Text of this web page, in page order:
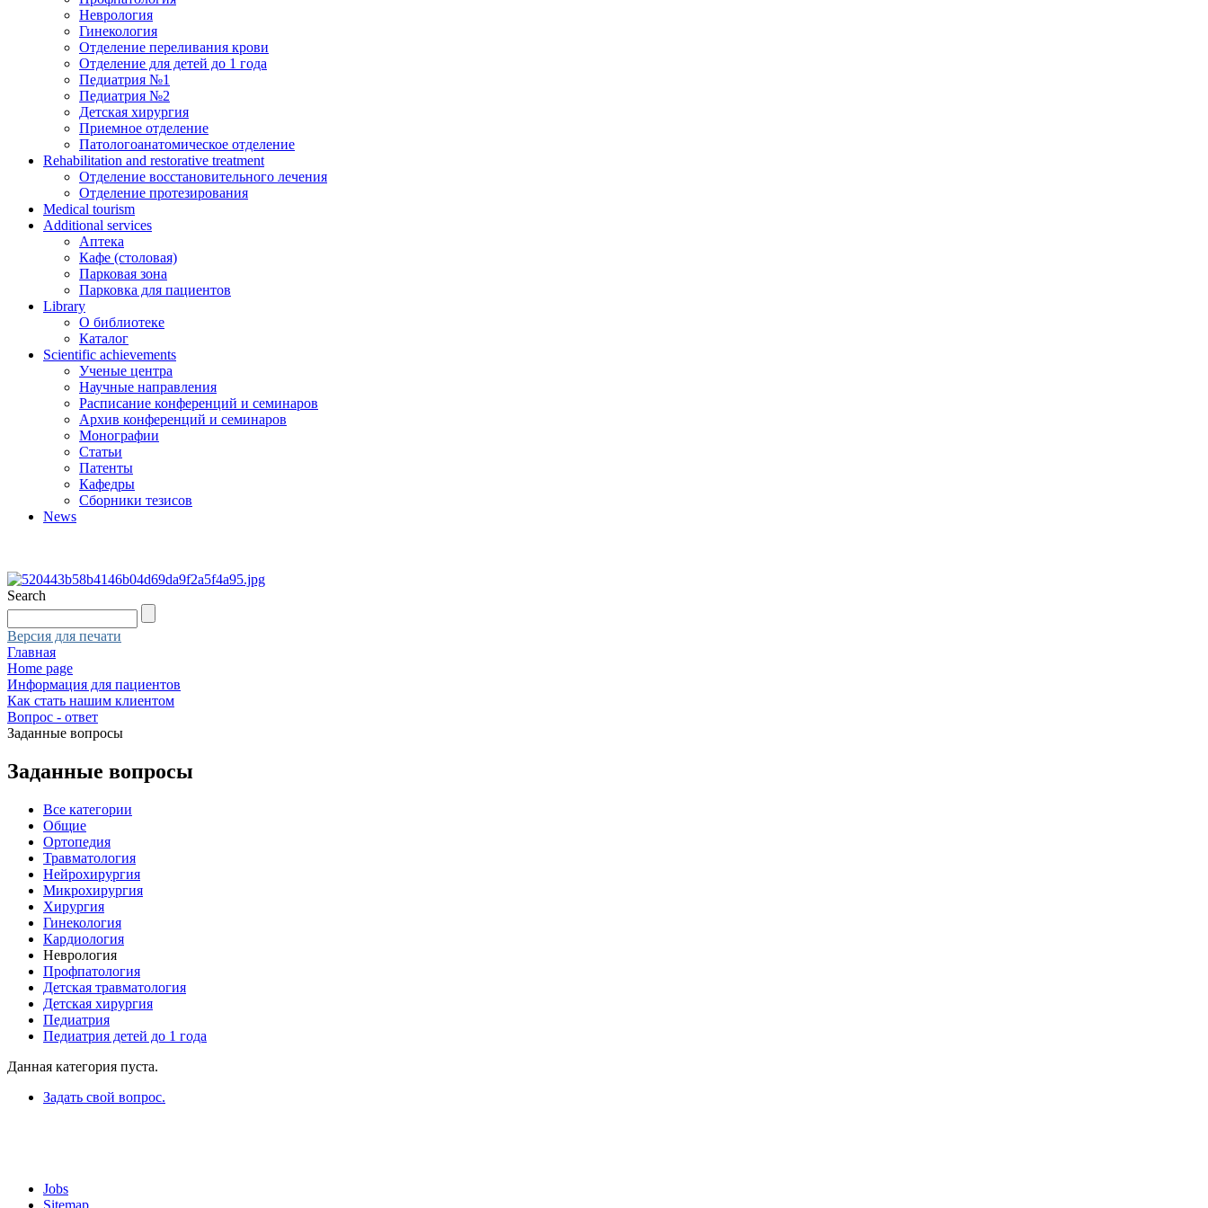
Неврология
Гинекология
Отделение переливания крови
Отделение для детей до 1 года
Педиатрия №1
Педиатрия №2
Детская хирургия
Приемное отделение
Патологоанатомическое отделение
Rehabilitation and restorative treatment
Отделение восстановительного лечения
Отделение протезирования
Medical tourism
Additional services
Аптека
Кафе (столовая)
Парковая зона
Парковка для пациентов
Library
О библиотеке
Каталог
Scientific achievements
Ученые центра
Научные направления
Расписание конференций и семинаров
Архив конференций и семинаров
Монографии
Статьи
Патенты
Кафедры
Сборники тезисов
News
Search
Версия для печати
Главная
Home page
Информация для пациентов
Как стать нашим клиентом
Вопрос - ответ
Заданные вопросы
Заданные вопросы
Все категории
Общие
Ортопедия
Травматология
Нейрохирургия
Микрохирургия
Хирургия
Гинекология
Кардиология
Неврология
Профпатология
Детская травматология
Детская хирургия
Педиатрия
Педиатрия детей до 1 года
Данная категория пуста.
Задать свой вопрос.
Jobs
Sitemap